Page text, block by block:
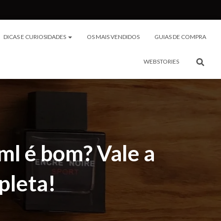
DICAS E CURIOSIDADES OS MAIS VENDIDOS GUIAS DE COMPRA
WEBSTORIES
é bom? Vale a